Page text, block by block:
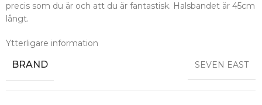
precis som du är och att du är fantastisk. Halsbandet är 45cm
långt.
Ytterligare information
BRAND SEVEN EAST